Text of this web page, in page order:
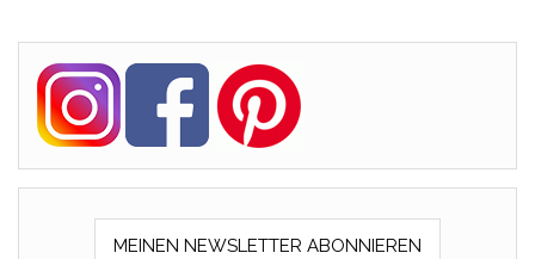
MEINEN NEWSLETTER ABONNIEREN